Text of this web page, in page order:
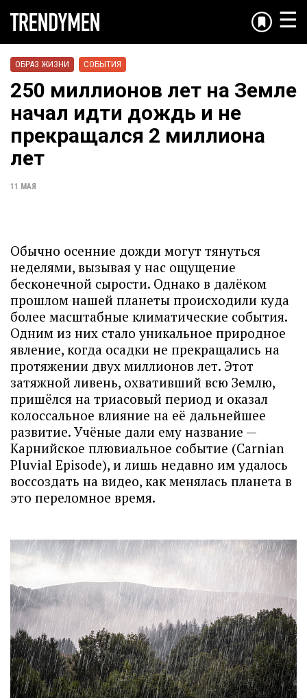
☰
ОБРАЗ ЖИЗНИ СОБЫТИЯ
250 миллионов лет на Земле
начал идти дождь и не
прекращался 2 миллиона
лет
11 МАЯ
Обычно осенние дожди могут тянуться
неделями, вызывая у нас ощущение
бесконечной сырости. Однако в далёком
прошлом нашей планеты происходили куда
более масштабные климатические события.
Одним из них стало уникальное природное
явление, когда осадки не прекращались на
протяжении двух миллионов лет. Этот
затяжной ливень, охвативший всю Землю,
пришёлся на триасовый период и оказал
колоссальное влияние на её дальнейшее
развитие. Учёные дали ему название —
Карнийское плювиальное событие (Carnian
Pluvial Episode), и лишь недавно им удалось
воссоздать на видео, как менялась планета в
это переломное время.